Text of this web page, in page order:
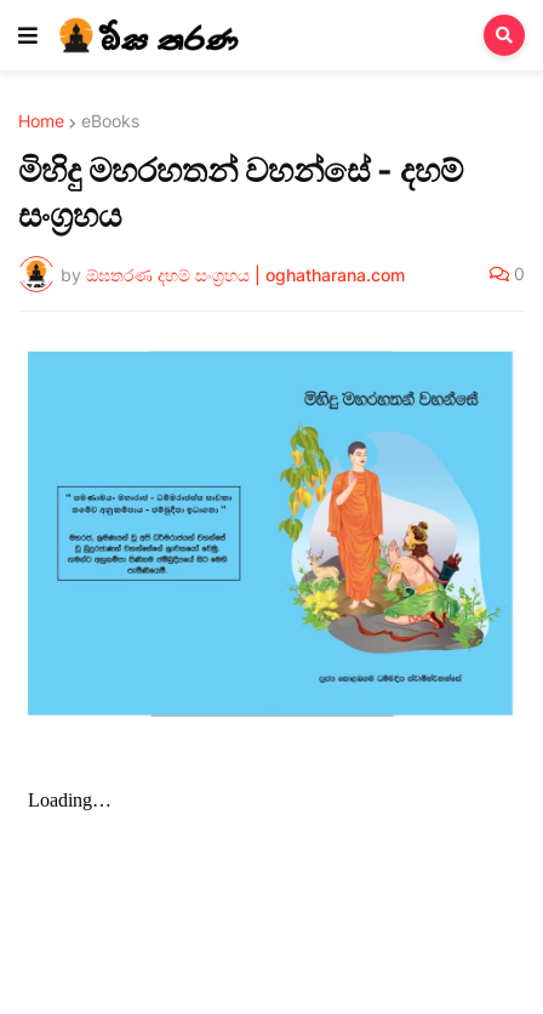
Home eBooks
මිහිදු මහරහතන් වහන්සේ - දහම්
සංග්‍රහය
by ඕඝතරණ දහම් සංග්‍රහය | oghatharana.com 0